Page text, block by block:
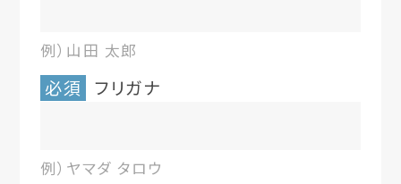
例）山田 太郎
必須 フリガナ
例）ヤマダ タロウ